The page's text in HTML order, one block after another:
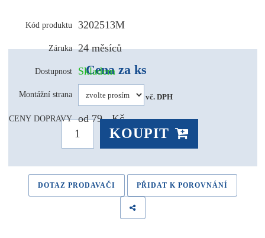
Kód produktu 3202513M
Záruka 24 měsíců
Dostupnost Skladem
Montážní strana
CENY DOPRAVY od 79,- Kč
Cena za ks
1 280 Kč vč. DPH
KOUPIT
DOTAZ PRODAVAČI PŘIDAT K POROVNÁNÍ